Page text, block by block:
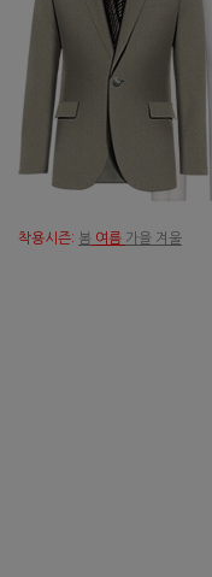
착용시즌: 봄 여름 가을 겨울